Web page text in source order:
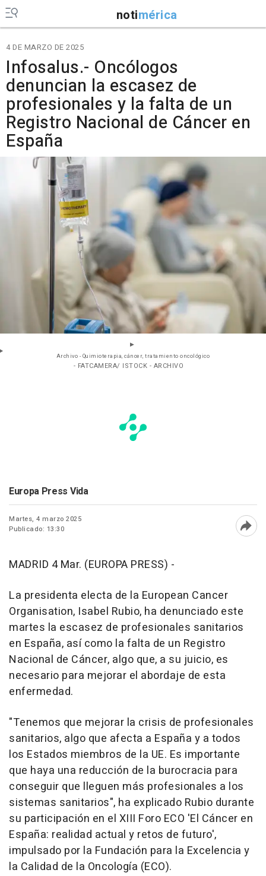
notimérica
4 DE MARZO DE 2025
Infosalus.- Oncólogos
denuncian la escasez de
profesionales y la falta de un
Registro Nacional de Cáncer en
España
Archivo - Quimioterapia, cáncer, tratamiento oncológico
- FATCAMERA/ ISTOCK - ARCHIVO
Europa Press Vida
Martes, 4 marzo 2025
Publicado: 13:30
MADRID 4 Mar. (EUROPA PRESS) -
La presidenta electa de la European Cancer
Organisation, Isabel Rubio, ha denunciado este
martes la escasez de profesionales sanitarios
en España, así como la falta de un Registro
Nacional de Cáncer, algo que, a su juicio, es
necesario para mejorar el abordaje de esta
enfermedad.
"Tenemos que mejorar la crisis de profesionales
sanitarios, algo que afecta a España y a todos
los Estados miembros de la UE. Es importante
que haya una reducción de la burocracia para
conseguir que lleguen más profesionales a los
sistemas sanitarios", ha explicado Rubio durante
su participación en el XIII Foro ECO 'El Cáncer en
España: realidad actual y retos de futuro',
impulsado por la Fundación para la Excelencia y
la Calidad de la Oncología (ECO).